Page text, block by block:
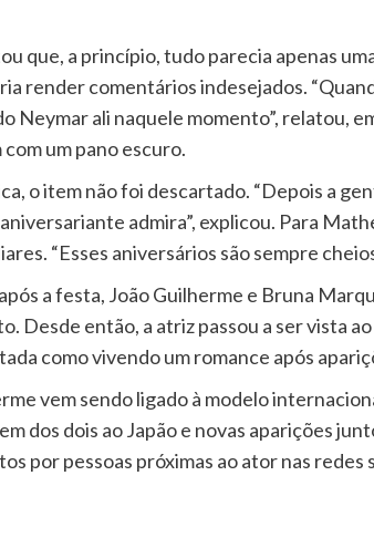
que, a princípio, tudo parecia apenas
render comentários indesejados.
Neymar ali naquele momento”, relatou,
um pano escuro.
o item não foi descartado. “Depois a
admira”, explicou. Para
“Esses aniversários são sempre
a festa, João Guilherme e Bruna
Desde então, a atriz passou a ser vista
como vivendo um romance após
vem sendo ligado à modelo
dos dois ao Japão e novas aparições
por pessoas próximas ao ator nas redes